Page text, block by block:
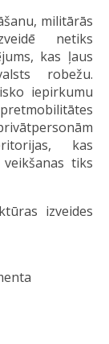
militārās
netiks
kas ļaus
robežu.
iepirkumu
kas
tiks
izveides